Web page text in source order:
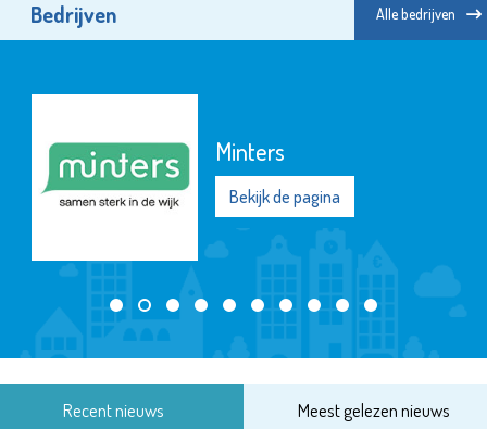
Bedrijven Alle bedrijven
Minters
Bekijk de pagina
Recent nieuws Meest gelezen nieuws